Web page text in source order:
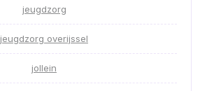
jeugdzorg
jeugdzorg overijssel
jollein